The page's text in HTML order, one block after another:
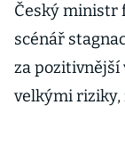
Český ministr
scénář
za pozitivnější
velkými riziky,